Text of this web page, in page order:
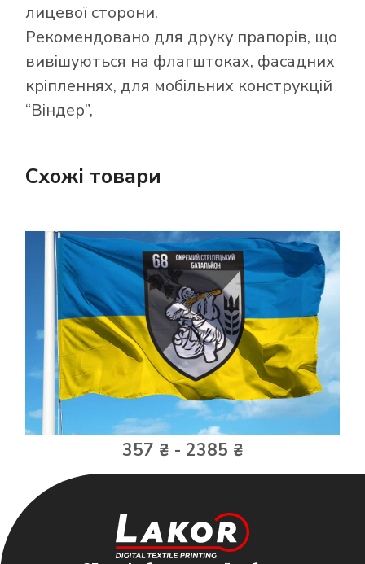
лицевої сторони.
Рекомендовано для друку прапорів, що
вивішуються на флагштоках, фасадних
кріпленнях, для мобільних конструкцій
“Віндер”,
Схожі товари
357 ₴ - 2385 ₴